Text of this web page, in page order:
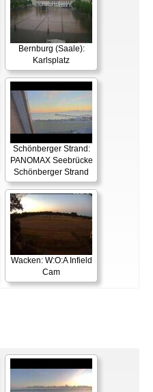
Bernburg (Saale):
Karlsplatz
Schönberger Strand:
PANOMAX Seebrücke
Schönberger Strand
Wacken: W:O:A Infield
Cam